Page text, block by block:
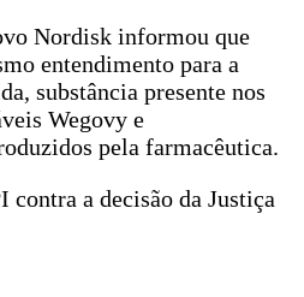
Nordisk informou que
entendimento para a
substância presente nos
Wegovy e
pela farmacêutica.
contra a decisão da Justiça